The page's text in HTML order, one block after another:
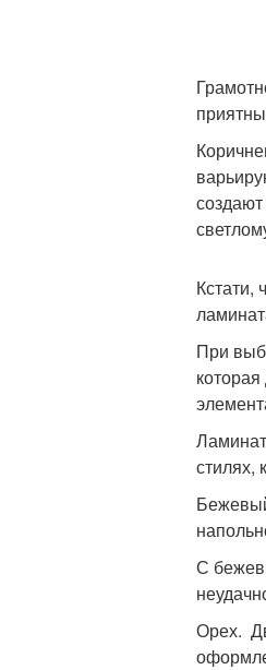
Кстати,
При
стилях,
С
Орех.